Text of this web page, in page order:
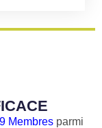
Membres parmi